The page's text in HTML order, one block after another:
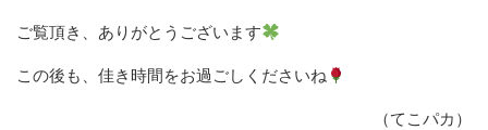
ご覧頂き、ありがとうございます
この後も、佳き時間をお過ごしくださいね
（てこパカ）